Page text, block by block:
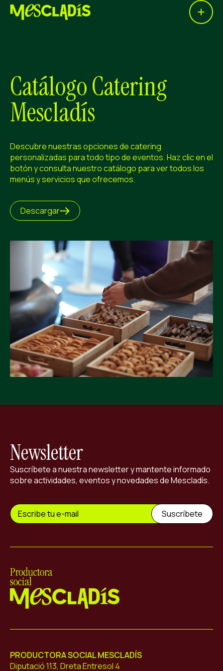
Open
Productora social
Productora de empleo
Productora de conocimiento
Productora cultural
Agenda
Nuestros talleres
Blog
Contacto
Facebook YoutubeTwitter/X
Catálogo Catering
Mescladís
Descubre nuestras opciones de catering
personalizadas para todo tipo de eventos. Haz clic en el
botón y consulta nuestro catálogo para ver todos los
menús y servicios que ofrecemos.
Descargar
Newsletter
Suscríbete a nuestra newsletter y mantente informado
sobre actividades, eventos y novedades de Mescladís.
PRODUCTORA SOCIAL MESCLADÍS
Diputació 113, Dreta Entresol 4